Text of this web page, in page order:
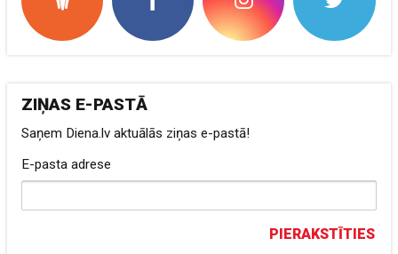
ZIŅAS E-PASTĀ
Saņem Diena.lv aktuālās ziņas e-pastā!
E-pasta adrese
PIERAKSTĪTIES